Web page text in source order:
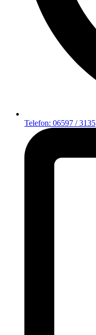
Telefon: 06597 / 3135